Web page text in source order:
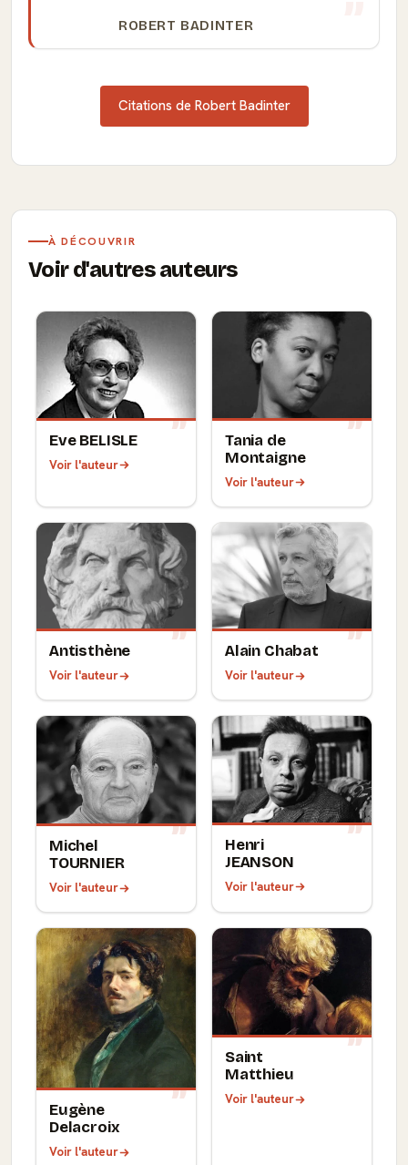
ROBERT BADINTER
Citations de Robert Badinter
À DÉCOUVRIR
Voir d'autres auteurs
Eve BELISLE
Voir l'auteur
Tania de
Montaigne
Voir l'auteur
Antisthène
Voir l'auteur
Alain Chabat
Voir l'auteur
Michel
TOURNIER
Voir l'auteur
Henri
JEANSON
Voir l'auteur
Eugène
Delacroix
Voir l'auteur
Saint
Matthieu
Voir l'auteur